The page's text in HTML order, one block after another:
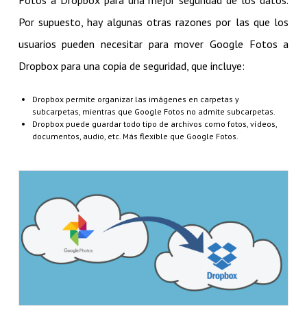
Por supuesto, hay algunas otras razones por las que los
usuarios pueden necesitar para mover Google Fotos a
Dropbox para una copia de seguridad, que incluye:
Dropbox permite organizar las imágenes en carpetas y
subcarpetas, mientras que Google Fotos no admite subcarpetas.
Dropbox puede guardar todo tipo de archivos como fotos, vídeos,
documentos, audio, etc. Más flexible que Google Fotos.